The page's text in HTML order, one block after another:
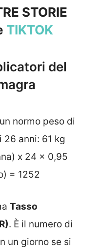
STORIE
TIKTOK
del
normo peso di
26 anni: 61 kg
x 24 x 0,95
= 1252
Tasso
. È il numero di
un giorno se si